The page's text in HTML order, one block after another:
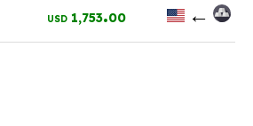
←
1,753.00
USD